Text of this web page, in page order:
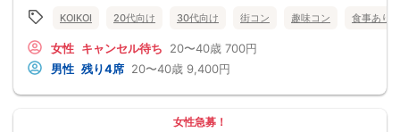
KOIKOI 20代向け 30代向け 街コン 趣味コン 食事あり
女性 キャンセル待ち 20〜40歳 700円
男性 残り4席 20〜40歳 9,400円
女性急募！